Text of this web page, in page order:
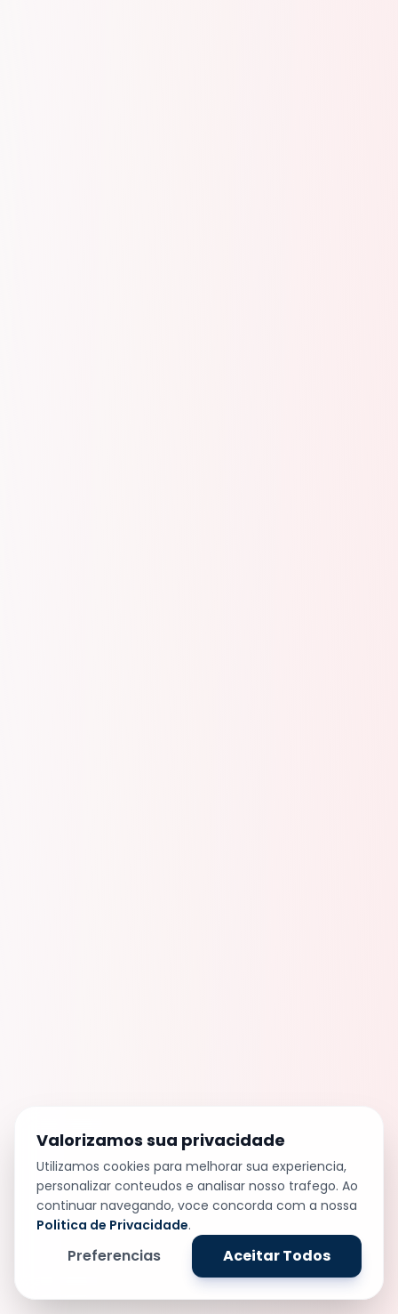
Valorizamos sua privacidade
Utilizamos cookies para melhorar sua experiencia,
personalizar conteudos e analisar nosso trafego. Ao
continuar navegando, voce concorda com a nossa
Politica de Privacidade.
Preferencias Aceitar Todos